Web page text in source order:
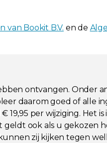
van Bookit B.V. en de
ontvangen. Onder
daarom goed of alle
19,95 per wijziging. Het
ook als u
zij kijken tegen